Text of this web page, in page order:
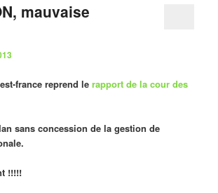
mauvaise
france reprend le rapport de la cour des
sans concession de la gestion de
!!!!!